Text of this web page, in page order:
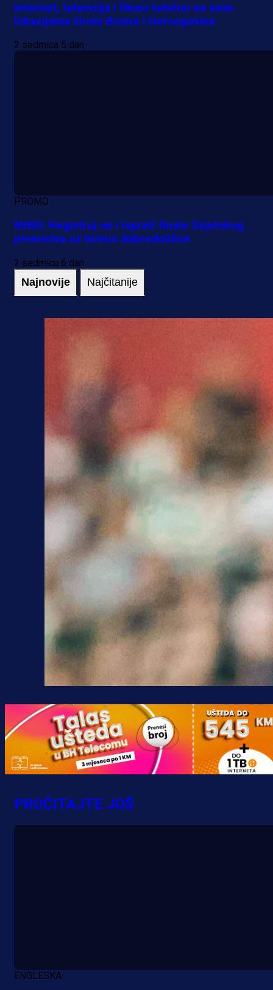
Internet, televizija i fiksni telefon na svim
lokacijama širom Bosne i Hercegovine
2 sedmica 5 dan
PROMO
MrBit: Registruj se i isprati finale Svjetskog
prvenstva uz bonus dobrodošlice
2 sedmica 6 dan
Najnovije Najčitanije
PROČITAJTE JOŠ
ENGLESKA